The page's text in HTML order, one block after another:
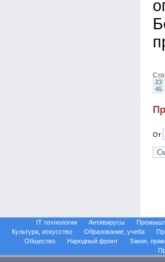
23
45
От
IT технологии Антивирусы
Культура, искусство
Образование, учеба
Общество
Народный фронт Закон,